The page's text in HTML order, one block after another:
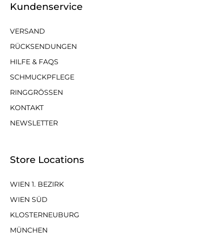
Kundenservice
VERSAND
RÜCKSENDUNGEN
HILFE & FAQS
SCHMUCKPFLEGE
RINGGRÖSSEN
KONTAKT
NEWSLETTER
Store Locations
WIEN 1. BEZIRK
WIEN SÜD
KLOSTERNEUBURG
MÜNCHEN